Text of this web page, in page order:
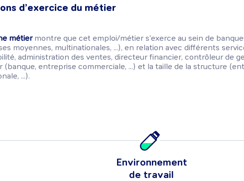
d’exercice du métier
métiermontre que cet emploi/métier s'exerce au sein de
moyennes, multinationales, ...), en relation avec différents
administration des ventes, directeur financier, contrôleur de
(banque, entreprise commerciale, ...) et la taille de la structure
...).
Environnement
de travail